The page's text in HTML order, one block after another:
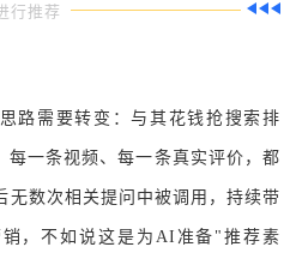
行推荐
路需要转变：与其花钱抢搜索排
每一条视频、每一条真实评价，都
无数次相关提问中被调用，持续带
，不如说这是为AI准备"推荐素